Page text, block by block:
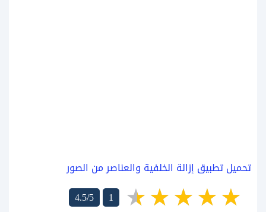
تحميل تطبيق إزالة الخلفية والعناصر من الصور
4.5/5
1